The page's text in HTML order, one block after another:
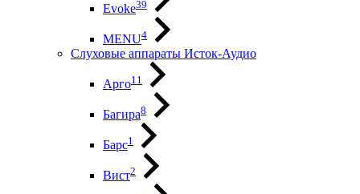
Evoke39
MENU4
Слуховые аппараты Исток-Аудио
Арго11
Багира8
Барс1
Вист2